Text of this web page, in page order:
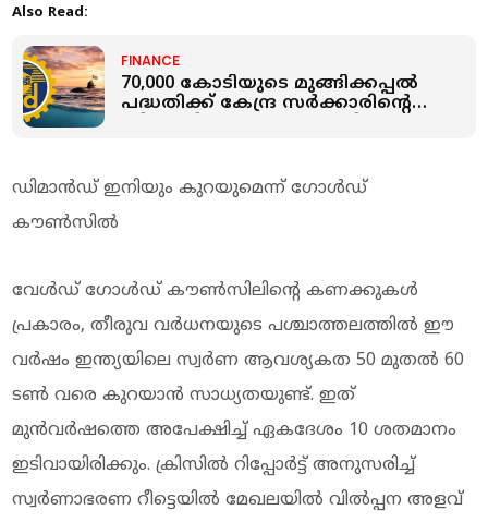
Also Read:
FINANCE
70,000 കോടിയുടെ മുങ്ങിക്കപ്പല്‍
പദ്ധതിക്ക് കേന്ദ്ര സർക്കാരിന്റെ
ഡിമാന്‍ഡ് ഇനിയും കുറയുമെന്ന് ഗോള്‍ഡ്
കൗണ്‍സില്‍
വേള്‍ഡ് ഗോള്‍ഡ് കൗണ്‍സിലിന്റെ കണക്കുകള്‍
പ്രകാരം, തീരുവ വര്‍ധനയുടെ പശ്ചാത്തലത്തില്‍ ഈ
വര്‍ഷം ഇന്ത്യയിലെ സ്വര്‍ണ ആവശ്യകത 50 മുതല്‍ 60
ടണ്‍ വരെ കുറയാന്‍ സാധ്യതയുണ്ട്. ഇത്
മുന്‍വര്‍ഷത്തെ അപേക്ഷിച്ച് ഏകദേശം 10 ശതമാനം
ഇടിവായിരിക്കും. ക്രിസില്‍ റിപ്പോര്‍ട്ട് അനുസരിച്ച്
സ്വര്‍ണാഭരണ റീട്ടെയില്‍ മേഖലയില്‍ വില്‍പ്പന അളവ്